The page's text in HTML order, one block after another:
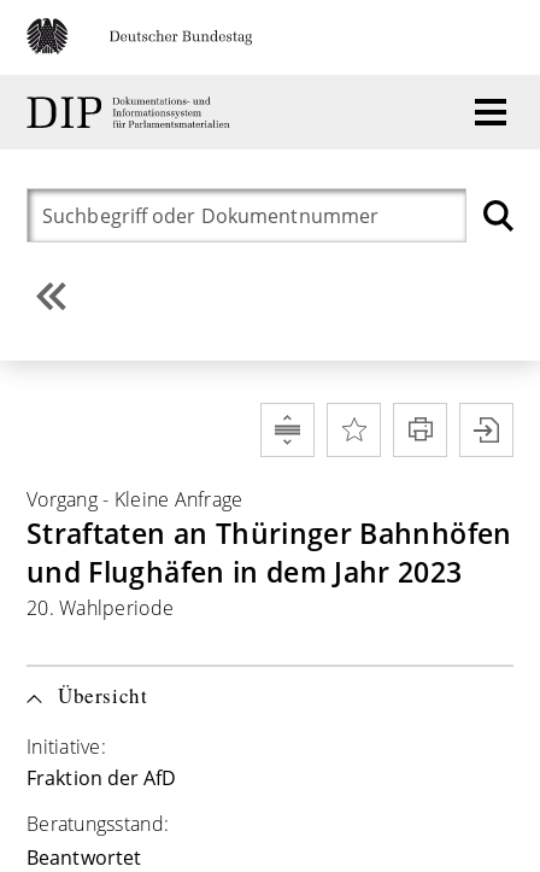
Vorgang- Kleine Anfrage
Straftaten an Thüringer Bahnhöfen
und Flughäfen in dem Jahr 2023
20. Wahlperiode
Übersicht
Initiative:
Fraktion der AfD
Beratungsstand:
Beantwortet